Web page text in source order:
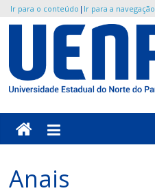
Ir para o conteúdo | Ir para a navegação
Pular
conteúdo
UENP
/
JORESP
Jornada
Anais